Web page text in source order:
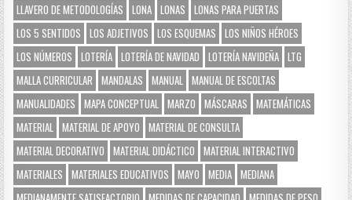
LLAVERO DE METODOLOGÍAS
LONA LONAS
LONAS PARA PUERTAS
LOS 5 SENTIDOS
LOS ADJETIVOS LOS ESQUEMAS
LOS NIÑOS HÉROES
LOS NÚMEROS
LOTERÍA LOTERÍA DE NAVIDAD LOTERÍA NAVIDEÑA LTG
MALLA CURRICULAR
MANDALAS MANUAL
MANUAL DE ESCOLTAS
MANUALIDADES
MAPA CONCEPTUAL MARZO MÁSCARAS
MATEMÁTICAS
MATERIAL
MATERIAL DE APOYO
MATERIAL DE CONSULTA
MATERIAL DECORATIVO
MATERIAL DIDÁCTICO
MATERIAL INTERACTIVO
MATERIALES
MATERIALES EDUCATIVOS MAYO MEDIA MEDIANA